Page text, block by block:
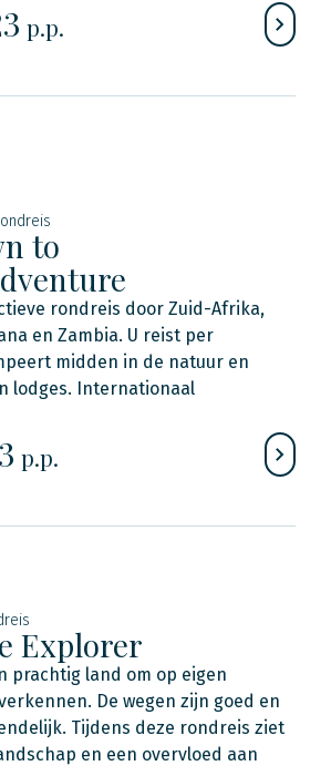
p.p.
to
rondreis door Zuid-Afrika,
en Zambia. U reist per
midden in de natuur en
lodges. Internationaal
p.p.
Explorer
prachtig land om op eigen
De wegen zijn goed en
Tijdens deze rondreis ziet
en een overvloed aan